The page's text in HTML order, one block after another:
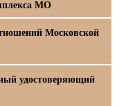
МО
Московской
удостоверяющий